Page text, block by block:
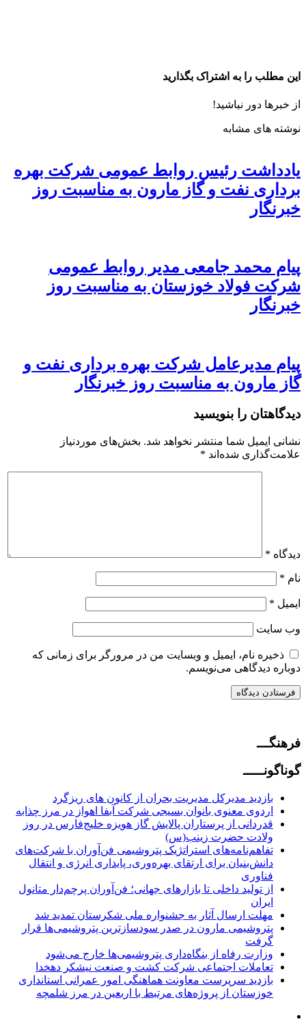
این مطلب را به اشتراک بگذارید
از خبرها دور نباشید!
نوشته های مشابه
یادداشت رئیس روابط عمومی شرکت بهره
برداری نفت و گاز مارون به مناسبت روز
خبرنگار
پیام محمد جامعی مدیر روابط عمومی
شرکت فولاد خوزستان به مناسبت روز
خبرنگار
پیام مدیرعامل شرکت بهره برداری نفت و
گاز مارون به مناسبت روز خبرنگار
دیدگاهتان را بنویسید
نشانی ایمیل شما منتشر نخواهد شد. بخش‌های موردنیاز
علامت‌گذاری شده‌اند *
دیدگاه *
نام *
ایمیل *
وب‌ سایت
ذخیره نام، ایمیل و وبسایت من در مرورگر برای زمانی که
دوباره دیدگاهی می‌نویسم.
فرهنگـــ
گوناگونـــــ
بازدید مدیرکل مدیریت بحران از کانون های ریزگرد
اردوی معنوی بانوان بسیجی شرکت آبفا اهواز در مرز چذابه
قدردانی از پرستاران پالایش گاز هویزه خلیج‌فارس در روز
ولادت حضرت زینب(س)
تفاهم‌نامه‌های استراتژیک پتروشیمی فن‌آوران با شرکت‌های
دانش‌بنیان برای ارتقای بهره‌وری، پایداری انرژی و انتقال
فناوری
از تولید داخلی تا بازار‌های جهانی؛ فن‌آوران پرچم‌دار متانول
ایران
مهلت ارسال آثار به جشنواره ملی شکرستان تمدید شد
پتروشیمی مارون در صدر سودسازترین پتروشیمی‌ها قرار
گرفت
وزارت رفاه از بنگاه‌داری پتروشیمی‌ها خارج می‌شود
تعاملات اجتماعی شرکت کشت و صنعت نیشکر دهخدا
بازدید سرپرست معاونت هماهنگی امور عمرانی استانداری
خوزستان از پروژه‌های مرتبط با اربعین در مرز شلمچه